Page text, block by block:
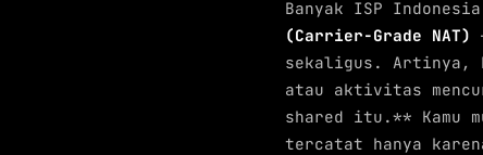
Banyak ISP
(Carrier-Grade NAT)
sekaligus. Artinya,
atau aktivitas
shared itu.** Kamu
tercatat hanya